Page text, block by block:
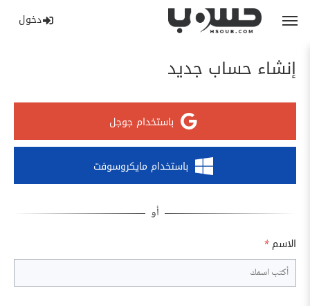
دخول
إنشاء حساب جديد
باستخدام جوجل
باستخدام مايكروسوفت
الاسم *